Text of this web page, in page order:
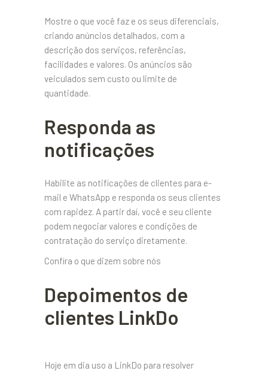
Mostre o que você faz e os seus diferenciais,
criando anúncios detalhados, com a
descrição dos serviços, referências,
facilidades e valores. Os anúncios são
veiculados sem custo ou limite de
quantidade.
Responda as
notificações
Habilite as notificações de clientes para e-
mail e WhatsApp e responda os seus clientes
com rapidez. A partir daí, você e seu cliente
podem negociar valores e condições de
contratação do serviço diretamente.
Confira o que dizem sobre nós
Depoimentos de
clientes LinkDo
Hoje em dia uso a LinkDo para resolver